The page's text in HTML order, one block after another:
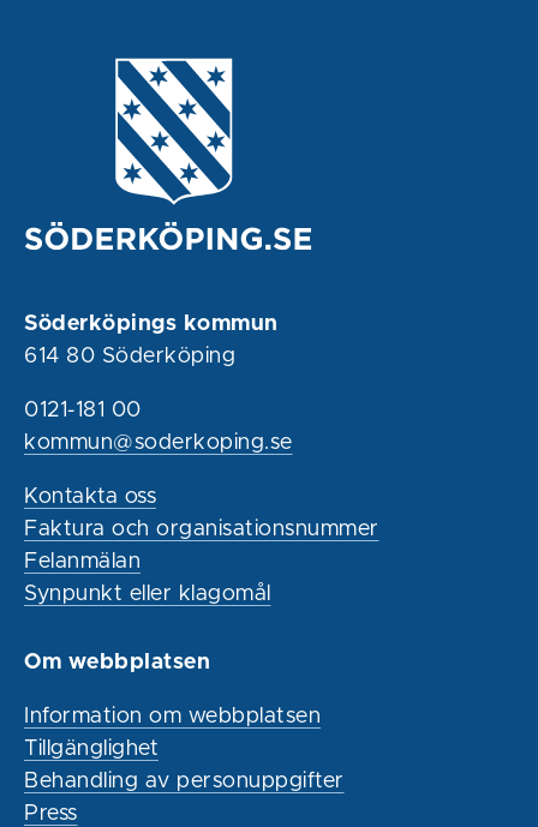
Söderköpings kommun
614 80 Söderköping
0121-181 00
kommun@soderkoping.se
Kontakta oss
Faktura och organisationsnummer
Felanmälan
Synpunkt eller klagomål
Om webbplatsen
Information om webbplatsen
Tillgänglighet
Behandling av personuppgifter
Press